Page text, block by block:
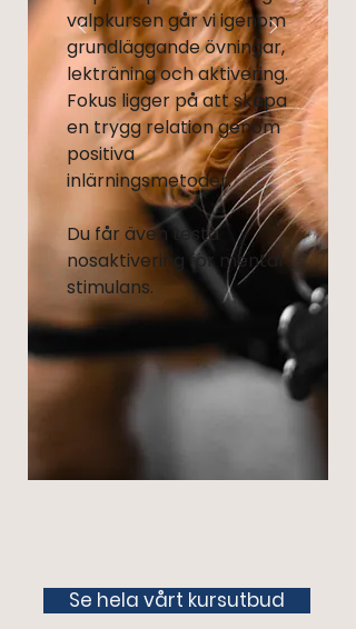
valpkursen går vi igenom
grundläggande övningar,
lekträning och aktivering.
Fokus ligger på att skapa
en trygg relation genom
positiva
inlärningsmetoder.
Du får även testa
nosaktivering för mental
stimulans.
Se hela vårt kursutbud